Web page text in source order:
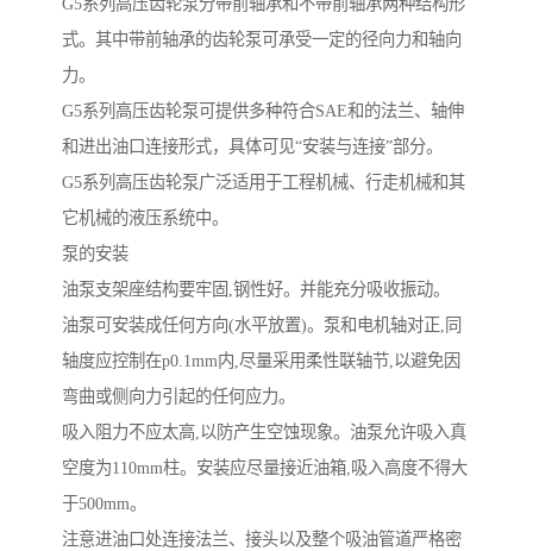
G5系列高压齿轮泵分带前轴承和不带前轴承两种结构形
式。其中带前轴承的齿轮泵可承受一定的径向力和轴向
力。
G5系列高压齿轮泵可提供多种符合SAE和的法兰、轴伸
和进出油口连接形式，具体可见“安装与连接”部分。
G5系列高压齿轮泵广泛适用于工程机械、行走机械和其
它机械的液压系统中。
泵的安装
油泵支架座结构要牢固,钢性好。并能充分吸收振动。
油泵可安装成任何方向(水平放置)。泵和电机轴对正,同
轴度应控制在p0.1mm内,尽量采用柔性联轴节,以避免因
弯曲或侧向力引起的任何应力。
吸入阻力不应太高,以防产生空蚀现象。油泵允许吸入真
空度为110mm柱。安装应尽量接近油箱,吸入高度不得大
于500mm。
注意进油口处连接法兰、接头以及整个吸油管道严格密